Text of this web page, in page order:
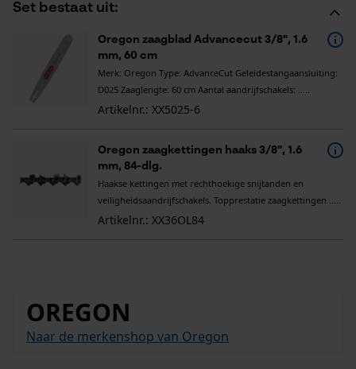
Set bestaat uit:
Oregon zaagblad Advancecut 3/8", 1.6
mm, 60 cm
Merk: Oregon Type: AdvanceCut Geleidestangaansluiting:
D025 Zaaglengte: 60 cm Aantal aandrijfschakels: .....
Artikelnr.: XX5025-6
Oregon zaagkettingen haaks 3/8", 1.6
mm, 84-dlg.
Haakse kettingen met rechthoekige snijtanden en
veiligheidsaandrijfschakels. Topprestatie zaagkettingen .....
Artikelnr.: XX36OL84
OREGON
Naar de merkenshop van Oregon